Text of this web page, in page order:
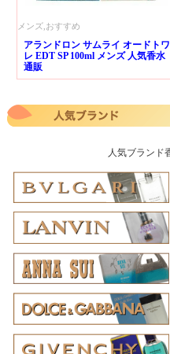
メンズ,おすすめ
アランドロン サムライ オードトワ
レ EDT SP 100ml メンズ 人気香水
通販
人気ブランド